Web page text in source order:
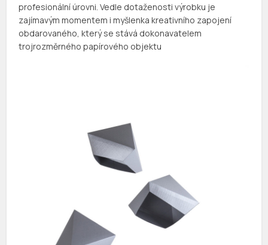
profesionální úrovni. Vedle dotaženosti výrobku je
zajímavým momentem i myšlenka kreativního zapojení
obdarovaného, který se stává dokonavatelem
trojrozměrného papírového objektu